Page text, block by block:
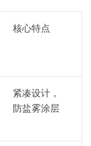
核心特点
紧凑设计，
防盐雾涂层